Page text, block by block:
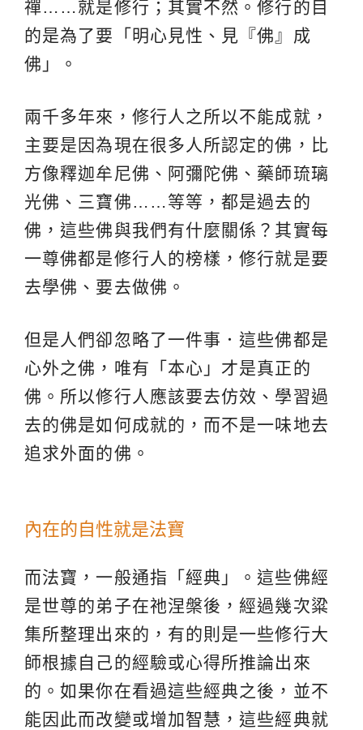
禪……就是修行；其實不然。修行的目
的是為了要「明心見性、見『佛』成
佛」。
兩千多年來，修行人之所以不能成就，
主要是因為現在很多人所認定的佛，比
方像釋迦牟尼佛、阿彌陀佛、藥師琉璃
光佛、三寶佛……等等，都是過去的
佛，這些佛與我們有什麼關係？其實每
一尊佛都是修行人的榜樣，修行就是要
去學佛、要去做佛。
但是人們卻忽略了一件事．這些佛都是
心外之佛，唯有「本心」才是真正的
佛。所以修行人應該要去仿效、學習過
去的佛是如何成就的，而不是一味地去
追求外面的佛。
內在的自性就是法寶
而法寶，一般通指「經典」。這些佛經
是世尊的弟子在祂涅槃後，經過幾次粱
集所整理出來的，有的則是一些修行大
師根據自己的經驗或心得所推論出來
的。如果你在看過這些經典之後，並不
能因此而改變或增加智慧，這些經典就